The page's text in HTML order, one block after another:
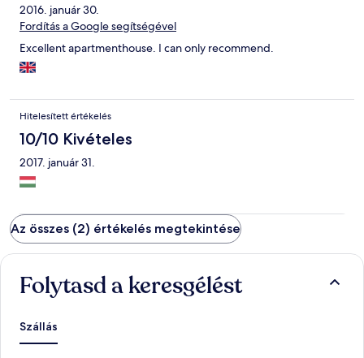
2016. január 30.
Fordítás a Google segítségével
Excellent apartmenthouse. I can only recommend.
Hitelesített értékelés
10/10 Kivételes
2017. január 31.
Az összes (2) értékelés megtekintése
Folytasd a keresgélést
Szállás